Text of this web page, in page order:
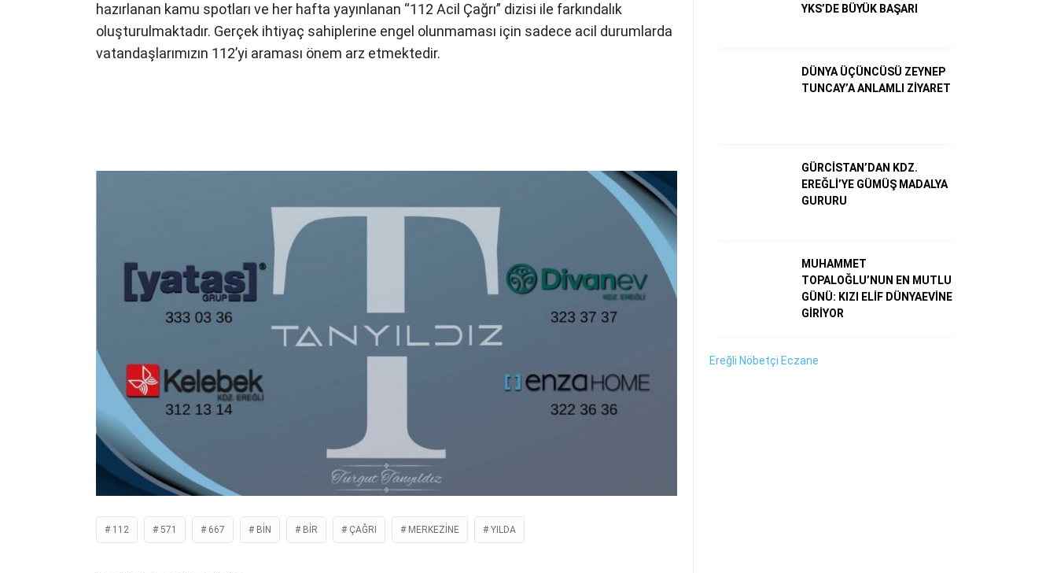
hazırlanan kamu spotları ve her hafta yayınlanan “112 Acil Çağrı” dizisi ile farkındalık
oluşturulmaktadır. Gerçek ihtiyaç sahiplerine engel olunmaması için sadece acil durumlarda
vatandaşlarımızın 112’yi araması önem arz etmektedir.
112 571 667 BİN BİR ÇAĞRI MERKEZİNE YILDA
YKS’DE BÜYÜK BAŞARI
DÜNYA ÜÇÜNCÜSÜ ZEYNEP
TUNCAY’A ANLAMLI ZİYARET
GÜRCİSTAN’DAN KDZ.
EREĞLİ’YE GÜMÜŞ MADALYA
GURURU
MUHAMMET
TOPALOĞLU’NUN EN MUTLU
GÜNÜ: KIZI ELİF DÜNYAEVİNE
GİRİYOR
Ereğli Nöbetçi Eczane